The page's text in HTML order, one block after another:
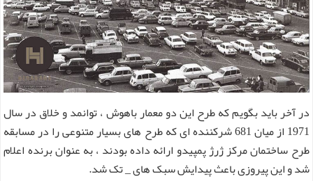
در آخر باید بگویم که طرح این دو معمار باهوش ، توانمد و خلاق در سال
1971 از میان 681 شرکننده ای که طرح های بسیار متنوعی را در مسابقه
طرح ساختمان مرکز ژرژ پمپیدو ارائه داده بودند ، به عنوان برنده اعلام
شد و این پیروزی باعث پیدایش سبک های _ تک شد.